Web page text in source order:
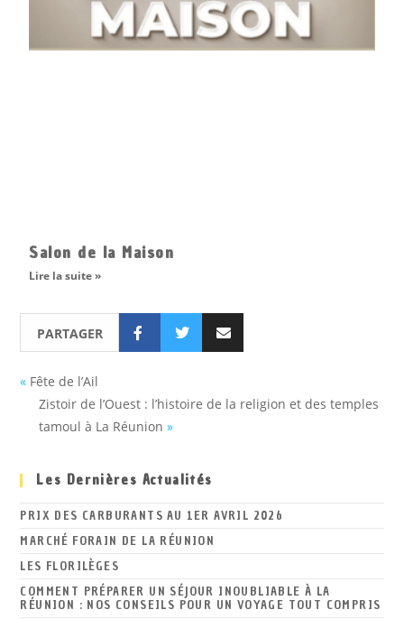
Salon de la Maison
Lire la suite »
PARTAGER
« Fête de l’Ail
Zistoir de l’Ouest : l’histoire de la religion et des temples
tamoul à La Réunion »
Les Dernières Actualités
PRIX DES CARBURANTS AU 1ER AVRIL 2026
MARCHÉ FORAIN DE LA RÉUNION
LES FLORILÈGES
COMMENT PRÉPARER UN SÉJOUR INOUBLIABLE À LA
RÉUNION : NOS CONSEILS POUR UN VOYAGE TOUT COMPRIS